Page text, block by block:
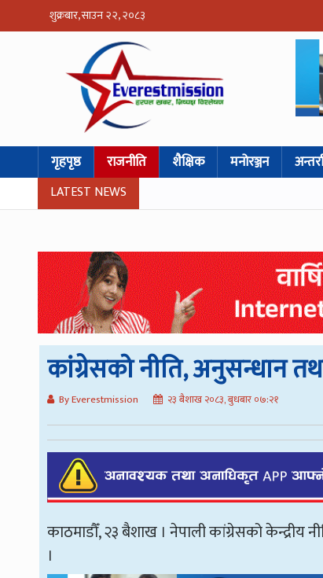
शुक्रबार, साउन २२, २०८३
गृहपृष्ठ राजनीति शैक्षिक मनोरञ्जन
LATEST NEWS
कांग्रेसको नीति, अनुसन्धान
By Everestmission २३ बैशाख २०८३, बुधबार ०७:२१
काठमाडौँ, २३ बैशाख । नेपाली कांग्रेसको केन्द्रीय
।